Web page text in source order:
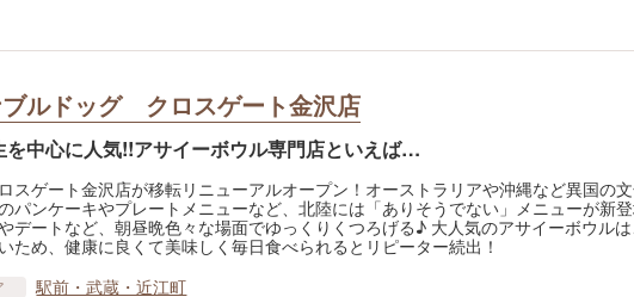
ルドッグ クロスゲート金沢店
を中心に人気!!アサイーボウル専門店といえば…
スゲート金沢店が移転リニューアルオープン！オーストラリアや沖縄など異国の
パンケーキやプレートメニューなど、北陸には「ありそうでない」メニューが新
デートなど、朝昼晩色々な場面でゆっくりくつろげる♪ 大人気のアサイーボウル
ため、健康に良くて美味しく毎日食べられるとリピーター続出！
駅前・武蔵・近江町